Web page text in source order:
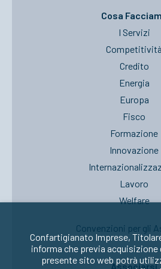
Cosa
I Servizi
Competitività
Credito
Energia
Europa
Fisco
Formazione
Innovazione
Lavoro
Welfare
Convenzioni per gli
Associarsi
Confartigianato Imprese,
informa che previa acquisizione
presente sito web potrà